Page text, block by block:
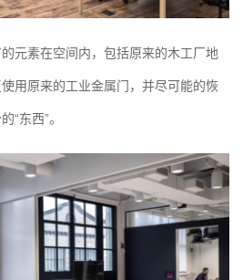
元素在空间内，包括原来的木工厂地
用原来的工业金属门，并尽可能的恢
“东西”。